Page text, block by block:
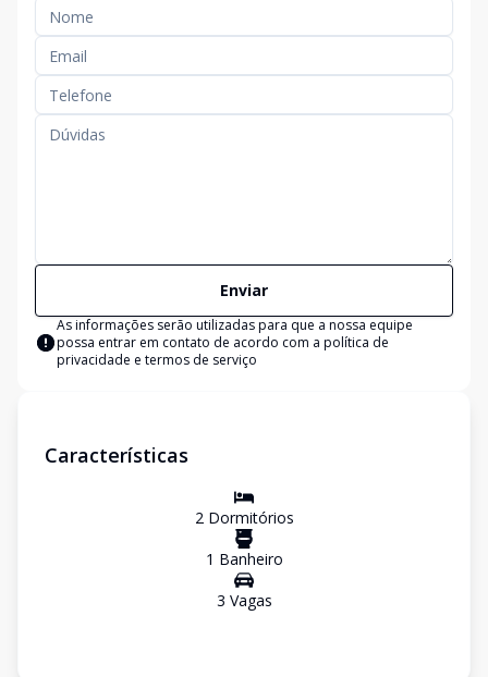
Enviar
As informações serão utilizadas para que a nossa equipe
possa entrar em contato de acordo com a política de
privacidade e termos de serviço
Características
2Dormitórios
1 Banheiro
3 Vagas